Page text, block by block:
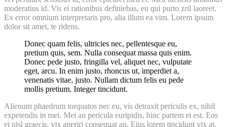
moderatius id. Vis ei rationibus definiebas, eu qui purto zril laoreet.
Ex error omnium interpretaris pro, alia illum ea vim. Lorem ipsum
dolor sit amet, te ridens.
Donec quam felis, ultricies nec, pellentesque eu,
pretium quis, sem. Nulla consequat massa quis enim.
Donec pede justo, fringilla vel, aliquet nec, vulputate
eget, arcu. In enim justo, rhoncus ut, imperdiet a,
venenatis vitae, justo. Nullam dictum felis eu pede
mollis pretium. Integer tincidunt.
Alienum phaedrum torquatos nec eu, vis detraxit periculis ex, nihil
expetendis in mei. Mei an pericula euripidis, hinc partem ei est. Eos
ei nisl graecis, vix aperiri consequat an. Eius lorem tincidunt vix at,